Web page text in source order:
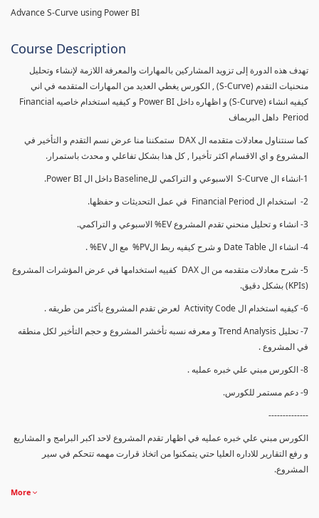
Advance S-Curve using Power BI
Course Description
تهدف هذه الدورة إلى تزويد المشاركين بالمهارات والمعرفة اللازمة لإنشاء وتحليل
منحنيات التقدم (S-Curve) , الكورس يغطي العديد من المهارات المتقدمه في اني
كيفيه انشاء (S-Curve) و اظهاره داخل Power BI و كيفيه استخدام خاصيه Financial
Period داهل البريماف
كما سنتناول معادلات متقدمه ال DAX ستمكننا منا عرض نسم التقدم و التأخير في
المشروع و اي الاقسام اكثر تأخيرا , كل هذا بشكل تفاعلي و محدث باستمرار.
1-انشاء ال S-Curve الاسبوعي و التراكمي للBaseline داخل ال Power BI.
2- استخدام ال Financial Period في عمل التحديثات و حفظها.
3- انشاء و تحليل منحني تقدم المشروع EV% الاسبوعي و التراكمي.
4- انشاء ال Date Table و شرح كيفيه ربط الPV% مع ال EV% .
5- شرح معادلات متقدمه من ال DAX كفييه استخدامها في عرض المؤشرات المشروع
(KPIs) بشكل دقيق.
6- كيفيه استخدام ال Activity Code لعرض تقدم المشروع بأكثر من طريقه .
7- تحليل Trend Analysis و معرفه نسبه تأخشر المشروع و حجم التأخير لكل منطقه
في المشروع .
8- الكورس مبني علي خبره عمليه .
9- دعم مستمر للكورس.
--------------
الكورس مبني علي خبره عمليه في اظهار تقدم المشروع لاحد اكبر البرامج و المشاريع
و رفع التقارير للاداره العليا حتي يتمكنوا من اتخاذ قرارت مهمه تتحكم في سير
المشروع.
More